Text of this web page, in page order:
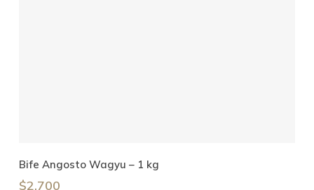
Añadir Al Carrito
Bife Angosto Wagyu – 1 kg
$2.700